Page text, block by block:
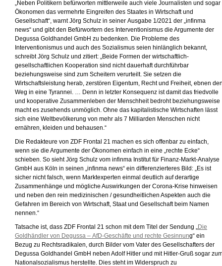
„Neben Politikern befürworten mittlerweile auch viele Journalisten und sogar
Ökonomen das vermehrte Eingreifen des Staates in Wirtschaft und
Gesellschaft“, warnt Jörg Schulz in seiner Ausgabe 1/2021 der „infinma
news“ und gibt den Befürwortern des Interventionismus die Argumente der
Degussa Goldhandel GmbH zu bedenken. Die Probleme des
Interventionismus und auch des Sozialismus seien hinlänglich bekannt,
schreibt Jörg Schulz und zitiert: „Beide Formen der wirtschaftlich-
gesellschaftlichen Kooperation sind nicht dauerhaft durchführbar
beziehungsweise sind zum Scheitern verurteilt. Sie setzen die
Wirtschaftsleistung herab, zerstören Eigentum, Recht und Freiheit, ebnen
Weg in eine Tyrannei. … Denn in letzter Konsequenz ist damit das friedvolle
und kooperative Zusammenleben der Menschheit bedroht beziehungsweise
macht es zusehends unmöglich. Ohne das kapitalistische Wirtschaften lässt
sich eine Weltbevölkerung von mehr als 7 Milliarden Menschen nicht
ernähren, kleiden und behausen.“
Die Redakteure von ZDF Frontal 21 machen es sich offenbar zu einfach,
wenn sie die Argumente der Ökonomen einfach in eine „rechte Ecke“
schieben. So sieht Jörg Schulz vom infinma Institut für Finanz-Markt-Analyse
GmbH aus Köln in seinen „infinma news“ ein differenzierteres Bild: „Es ist
sicher nicht falsch, wenn Marktexperten einmal deutlich auf derartige
Zusammenhänge und mögliche Auswirkungen der Corona-Krise hinweisen
und neben den rein medizinischen / gesundheitlichen Aspekten auch die
Gefahren im Bereich von Wirtschaft, Staat und Gesellschaft beim Namen
nennen.“
Tatsache ist, dass ZDF Frontal 21 schon mit dem Titel der Sendung „
Die
Goldhändler von Degussa – AfD-Geschäfte und rechte Gesinnung“ ein
Bezug zu Rechtsradikalen, durch Bilder vom Vater des Gesellschafters der
Degussa Goldhandel GmbH neben Adolf Hitler und mit Hitler-Gruß sogar
Nationalsozialismus herstellte. Dies steht im Widerspruch zu